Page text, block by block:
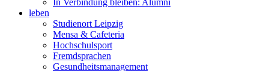
In Verbindung bleiben: Alumni
leben
Studienort Leipzig
Mensa & Cafeteria
Hochschulsport
Fremdsprachen
Gesundheitsmanagement